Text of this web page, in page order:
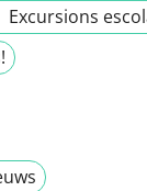
Excursions